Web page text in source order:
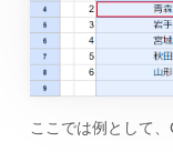
ここでは例として、